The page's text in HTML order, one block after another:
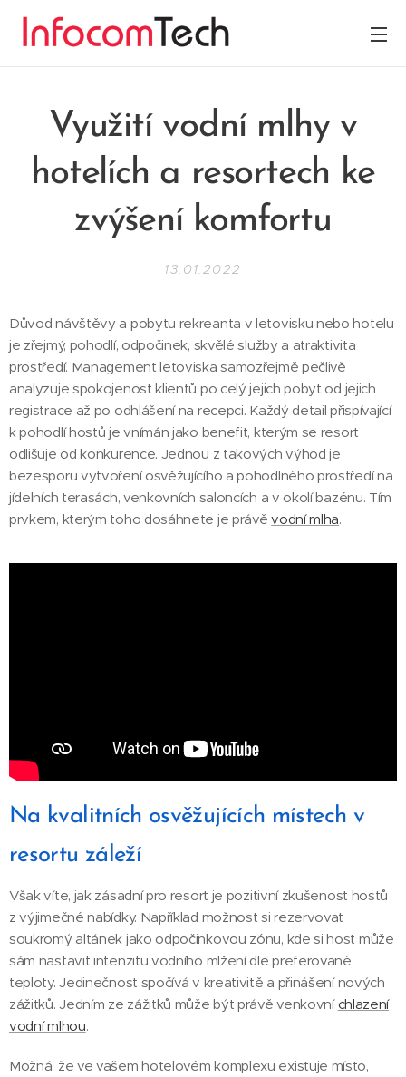
Využití vodní mlhy v
hotelích a resortech ke
zvýšení komfortu
13.01.2022
Důvod návštěvy a pobytu rekreanta v letovisku nebo hotelu
je zřejmý, pohodlí, odpočinek, skvělé služby a atraktivita
prostředí. Management letoviska samozřejmě pečlivě
analyzuje spokojenost klientů po celý jejich pobyt od jejich
registrace až po odhlášení na recepci. Každý detail přispívající
k pohodlí hostů je vnímán jako benefit, kterým se resort
odlišuje od konkurence. Jednou z takových výhod je
bezesporu vytvoření osvěžujícího a pohodlného prostředí na
jídelních terasách, venkovních saloncích a v okolí bazénu. Tím
prvkem, kterým toho dosáhnete je právěvodní mlha.
Na kvalitních osvěžujících místech v
resortu záleží
Však víte, jak zásadní pro resort je pozitivní zkušenost hostů
z výjimečné nabídky. Například možnost si rezervovat
soukromý altánek jako odpočinkovou zónu, kde si host může
sám nastavit intenzitu vodního mlžení dle preferované
teploty. Jedinečnost spočívá v kreativitě a přinášení nových
zážitků. Jedním ze zážitků může být právě venkovníchlazení
vodní mlhou.
Možná, že ve vašem hotelovém komplexu existuje místo,